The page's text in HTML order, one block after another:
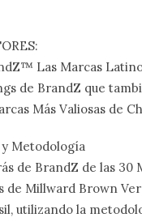
Las Marcas
de BrandZ que
Más Valiosas de
Metodología
de BrandZ de las 30
de Millward Brown
utilizando la